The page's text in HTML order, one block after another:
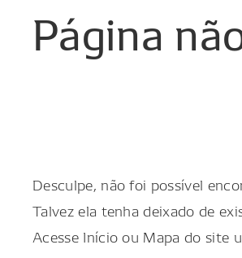
Página
Desculpe, não foi possível
Talvez ela tenha deixado de
Acesse Início ou Mapa do site